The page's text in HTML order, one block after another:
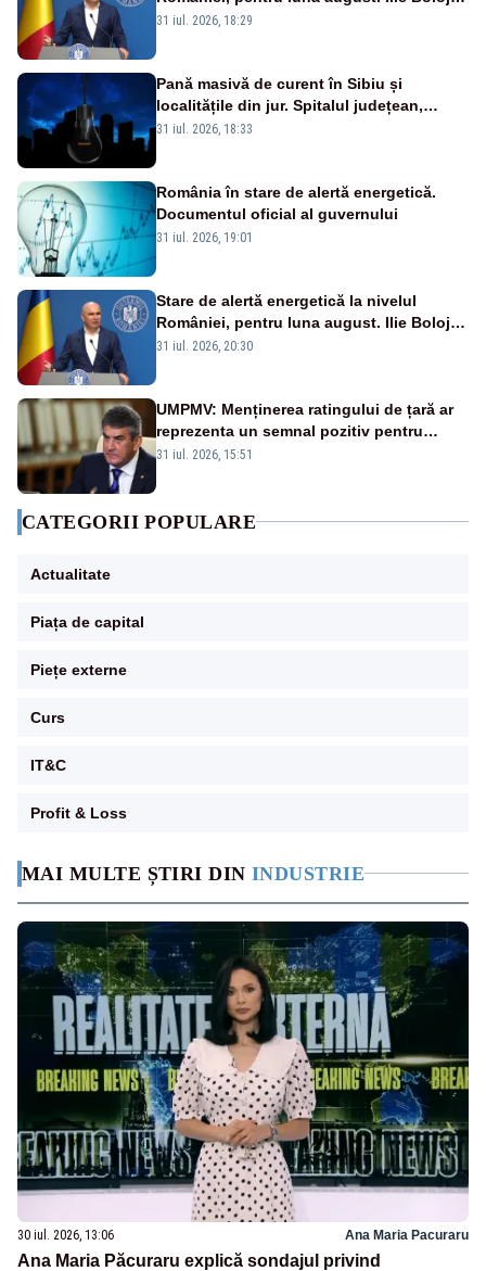
MAI MULTE ȘTIRI DIN INDUSTRIE
30 iul. 2026, 13:06 Ana Maria Pacuraru
Ana Maria Păcuraru explică sondajul privind
a anunțat importuri și posibile restricții –
31 iul. 2026, 18:29
Pană masivă de curent în Sibiu și
localitățile din jur. Spitalul județean,
semafoarele, rețelele de telefonie, grav
31 iul. 2026, 18:33
România în stare de alertă energetică.
Documentul oficial al guvernului
31 iul. 2026, 19:01
Stare de alertă energetică la nivelul
României, pentru luna august. Ilie Bolojan
a anunțat importuri și posibile restricții –
31 iul. 2026, 20:30
UMPMV: Menținerea ratingului de țară ar
reprezenta un semnal pozitiv pentru
România. Autoritățile trebuie să continue
31 iul. 2026, 15:51
CATEGORII POPULARE
Actualitate
Piața de capital
Piețe externe
Curs
IT&C
Profit & Loss